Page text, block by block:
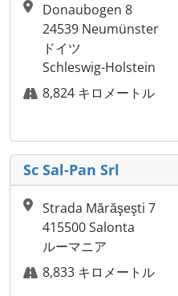
Donaubogen 8
24539 Neumünster
ドイツ
Schleswig-Holstein
8,824 キロメートル
Sc Sal-Pan Srl
Strada Mărăşeşti 7
415500 Salonta
ルーマニア
8,833 キロメートル